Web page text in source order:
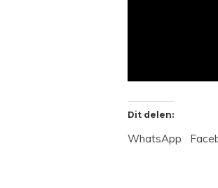
Dit delen:
WhatsApp